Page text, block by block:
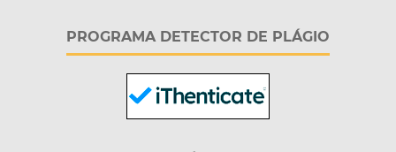
PROGRAMA DETECTOR DE PLÁGIO